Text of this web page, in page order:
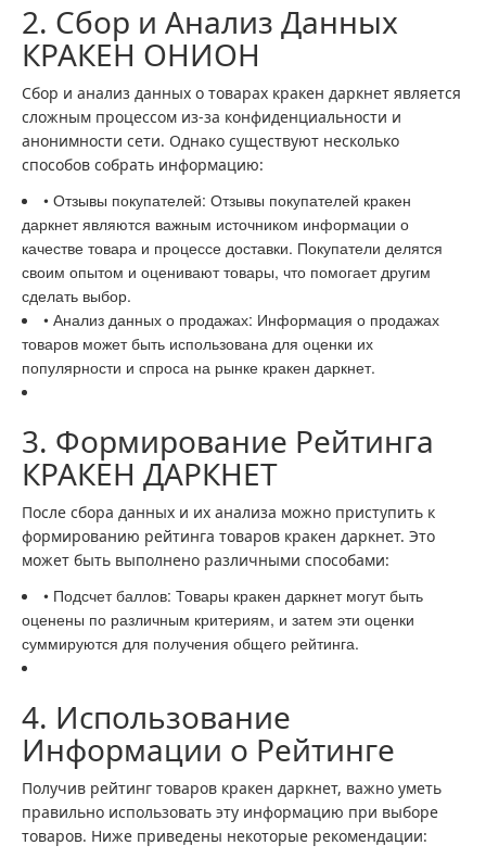
2. Сбор и Анализ Данных
КРАКЕН ОНИОН
Сбор и анализ данных о товарах кракен даркнет является
сложным процессом из-за конфиденциальности и
анонимности сети. Однако существуют несколько
способов собрать информацию:
• Отзывы покупателей: Отзывы покупателей кракен
даркнет являются важным источником информации о
качестве товара и процессе доставки. Покупатели делятся
своим опытом и оценивают товары, что помогает другим
сделать выбор.
• Анализ данных о продажах: Информация о продажах
товаров может быть использована для оценки их
популярности и спроса на рынке кракен даркнет.
3. Формирование Рейтинга
КРАКЕН ДАРКНЕТ
После сбора данных и их анализа можно приступить к
формированию рейтинга товаров кракен даркнет. Это
может быть выполнено различными способами:
• Подсчет баллов: Товары кракен даркнет могут быть
оценены по различным критериям, и затем эти оценки
суммируются для получения общего рейтинга.
4. Использование
Информации о Рейтинге
Получив рейтинг товаров кракен даркнет, важно уметь
правильно использовать эту информацию при выборе
товаров. Ниже приведены некоторые рекомендации: